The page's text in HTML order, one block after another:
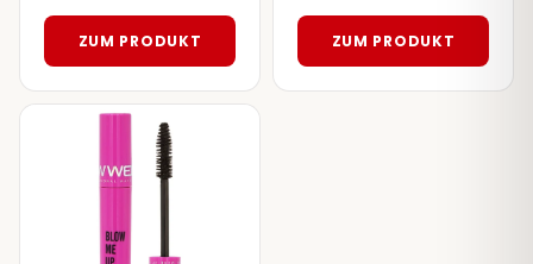
ZUM PRODUKT ZUM PRODUKT